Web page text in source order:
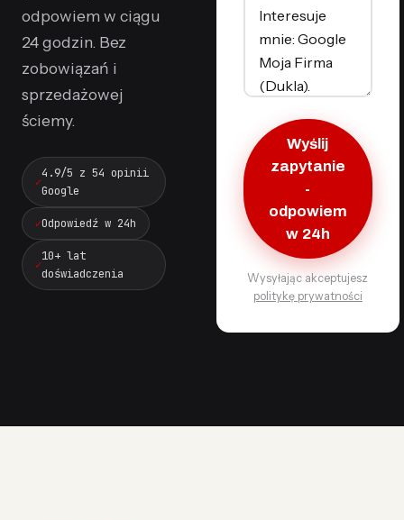
odpowiem w ciągu
24 godzin. Bez
zobowiązań i
sprzedażowej
ściemy.
4.9/5 z 54 opinii
Google
Odpowiedź w 24h
10+ lat
doświadczenia
Wyślij
zapytanie
-
odpowiem
w 24h
Wysyłając akceptujesz
politykę prywatności